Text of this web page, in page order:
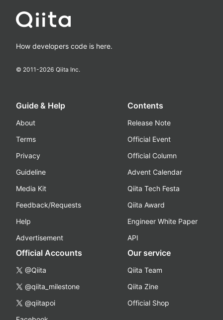
How developers code is here.
© 2011-2026 Qiita Inc.
Guide & Help
About
Terms
Privacy
Guideline
Media Kit
Feedback/Requests
Help
Advertisement
Contents
Release Note
Official Event
Official Column
Advent Calendar
Qiita Tech Festa
Qiita Award
Engineer White Paper
API
Official Accounts
@Qiita
@qiita_milestone
@qiitapoi
Our service
Qiita Team
Qiita Zine
Official Shop